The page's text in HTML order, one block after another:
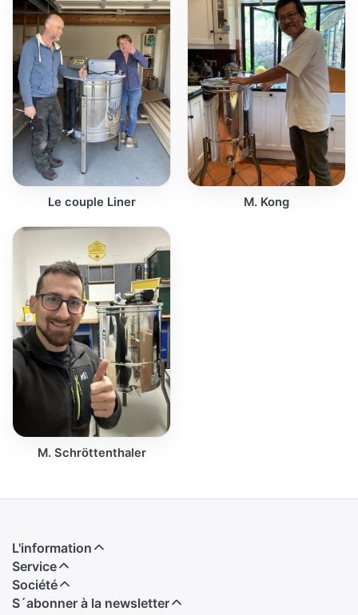
Le couple Liner M. Kong
M. Schröttenthaler
L'information
Service
Société
S´abonner à la newsletter